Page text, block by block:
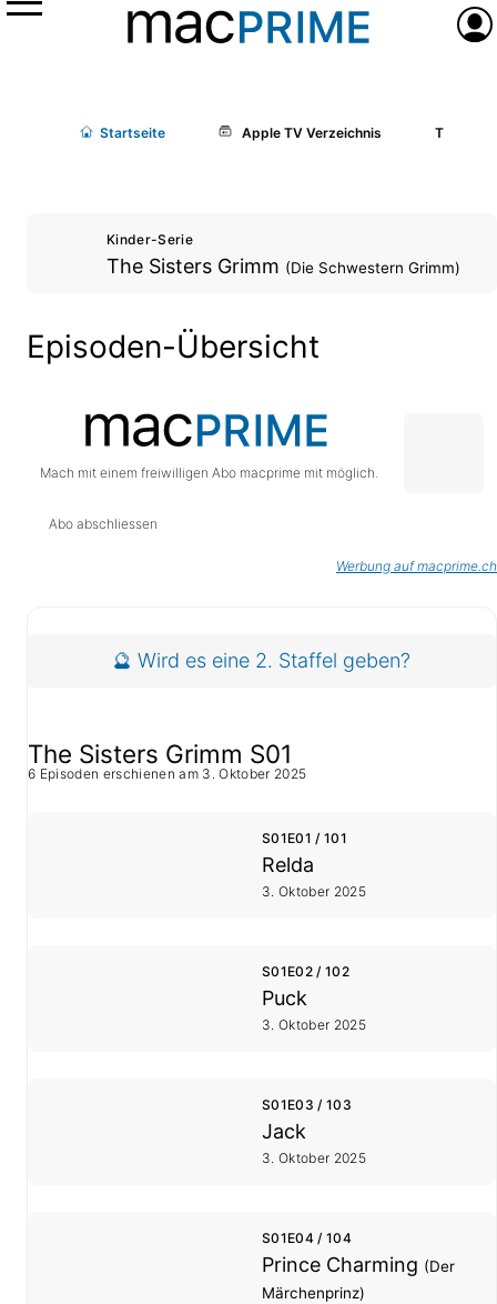
Menü
Startseite Apple TV Verzeichnis The
Kinder-Serie
The Sisters Grimm (Die Schwestern Grimm)
Episoden-Übersicht
Mach mit einem freiwilligen Abo macprime mit möglich.
Abo abschliessen
Werbung auf macprime.ch
1. Staffel🔮 Wird es eine 2. Staffel geben?
The Sisters Grimm S01
6 Episoden erschienen am 3. Oktober 2025
S01E01 / 101
Relda
3. Oktober 2025
S01E02 / 102
Puck
3. Oktober 2025
S01E03 / 103
Jack
3. Oktober 2025
S01E04 / 104
Prince Charming (Der
Märchenprinz)